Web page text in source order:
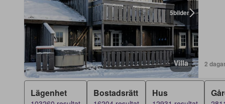
5bilder
Villa 2
Lägenhet Bostadsrätt Hus